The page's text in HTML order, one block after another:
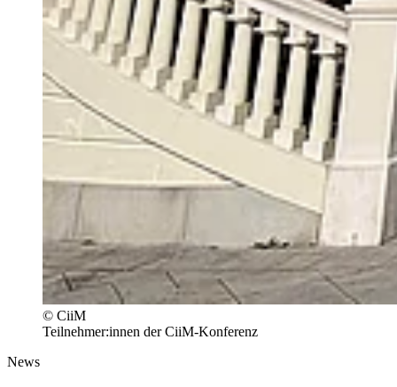
© CiiM
Teilnehmer:innen der CiiM-Konferenz
News